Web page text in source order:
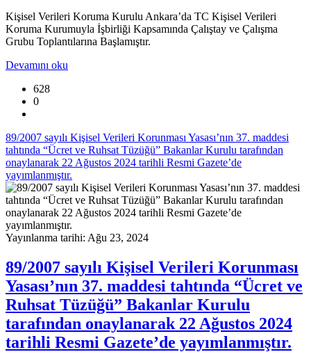
Kişisel Verileri Koruma Kurulu Ankara’da TC Kişisel Verileri
Koruma Kurumuyla İşbirliği Kapsamında Çalıştay ve Çalışma
Grubu Toplantılarına Başlamıştır.
Devamını oku
628
0
89/2007 sayılı Kişisel Verileri Korunması Yasası’nın 37. maddesi
tahtında “Ücret ve Ruhsat Tüzüğü” Bakanlar Kurulu tarafından
onaylanarak 22 Ağustos 2024 tarihli Resmi Gazete’de
yayımlanmıştır.
Yayınlanma tarihi: Ağu 23, 2024
89/2007 sayılı Kişisel Verileri Korunması
Yasası’nın 37. maddesi tahtında “Ücret ve
Ruhsat Tüzüğü” Bakanlar Kurulu
tarafından onaylanarak 22 Ağustos 2024
tarihli Resmi Gazete’de yayımlanmıştır.